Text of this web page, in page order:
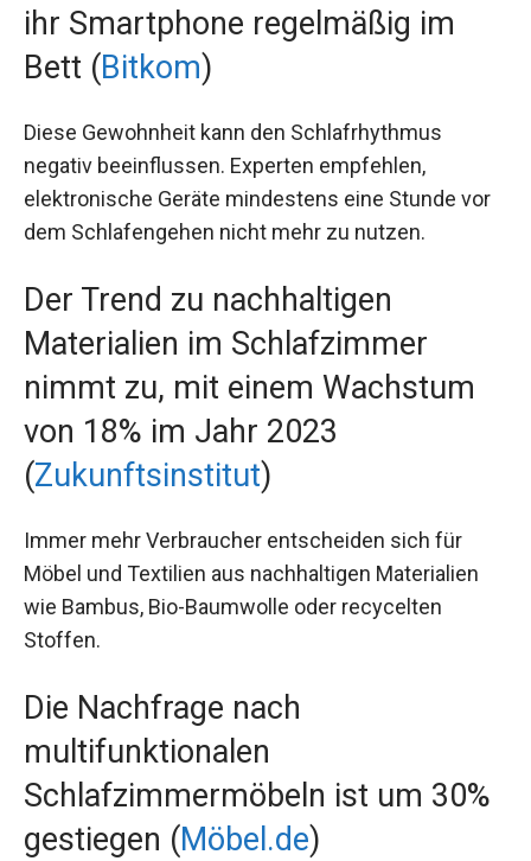
ihr Smartphone regelmäßig im
Bett (Bitkom)
Diese Gewohnheit kann den Schlafrhythmus
negativ beeinflussen. Experten empfehlen,
elektronische Geräte mindestens eine Stunde vor
dem Schlafengehen nicht mehr zu nutzen.
Der Trend zu nachhaltigen
Materialien im Schlafzimmer
nimmt zu, mit einem Wachstum
von 18% im Jahr 2023
(Zukunftsinstitut)
Immer mehr Verbraucher entscheiden sich für
Möbel und Textilien aus nachhaltigen Materialien
wie Bambus, Bio-Baumwolle oder recycelten
Stoffen.
Die Nachfrage nach
multifunktionalen
Schlafzimmermöbeln ist um 30%
gestiegen (Möbel.de)